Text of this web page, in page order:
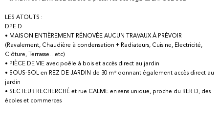
LES ATOUTS :
DPE D
• MAISON ENTIÈREMENT RÉNOVÉE AUCUN TRAVAUX À PRÉVOIR
(Ravalement, Chaudière à condensation + Radiateurs, Cuisine, Electricité,
Clôture, Terrasse…etc)
• PIÈCE DE VIE avec poêle à bois et accès direct au jardin
• SOUS-SOL en REZ DE JARDIN de 30 m² donnant également accès direct au
jardin
• SECTEUR RECHERCHÉ et rue CALME en sens unique, proche du RER D, des
écoles et commerces